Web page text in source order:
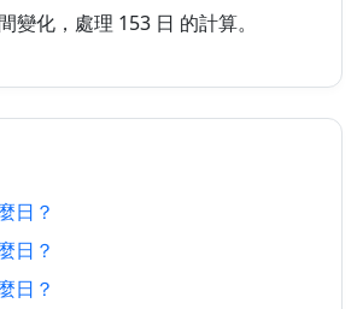
2026
以後
28/12/2026
144 日
以後
2026
變化，處理 153 日 的計算。
日？
日？
日？